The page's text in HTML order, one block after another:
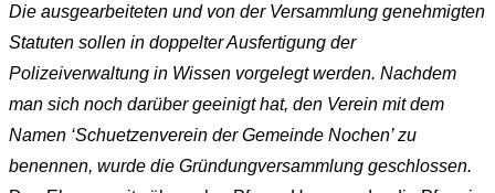
Die ausgearbeiteten und von der Versammlung genehmigten
Statuten sollen in doppelter Ausfertigung der
Polizeiverwaltung in Wissen vorgelegt werden. Nachdem
man sich noch darüber geeinigt hat, den Verein mit dem
Namen ‘Schuetzenverein der Gemeinde Nochen’ zu
benennen, wurde die Gründungversammlung geschlossen.